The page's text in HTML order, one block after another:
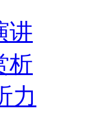
讲
析
力